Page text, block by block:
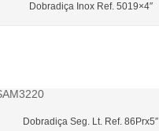
Dobradiça Inox Ref. 5019×4″
Dobradiça Seg. Lt. Ref. 86Prx5″